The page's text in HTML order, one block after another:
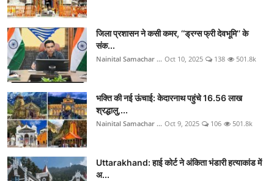
जिला प्रशासन ने कसी कमर, ‘‘ड्रग्स फ्री देवभूमि’’ के
संक...
Nainital Samachar ... Oct 10, 2025 138 501.8k
भक्ति की नई ऊंचाई: केदारनाथ पहुंचे 16.56 लाख
श्रद्धालु,...
Nainital Samachar ... Oct 9, 2025 106 501.8k
Uttarakhand: हाई कोर्ट ने अंकिता भंडारी हत्याकांड में
अ...